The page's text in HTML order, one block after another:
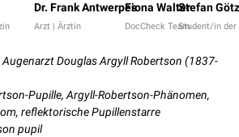
Dr. Frank Antwerpes
Arzt | Ärztin
Fiona Walter
DocCheck Team
Stefan
Student/in der
Douglas Argyll Robertson (1837-
Pupille, Argyll-Robertson-Phänomen,
reflektorische Pupillenstarre
pupil